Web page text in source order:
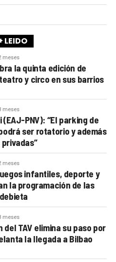
LEIDO
meses
la quinta edición de
y circo en sus barrios
meses
PNV): “El parking de
ser rotatorio y además
meses
infantiles, deporte y
la programación de las
meses
del TAV elimina su paso por
la llegada a Bilbao